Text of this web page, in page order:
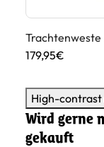
Trachtenweste
179,95€
High-contrast
Wird gerne
gekauft